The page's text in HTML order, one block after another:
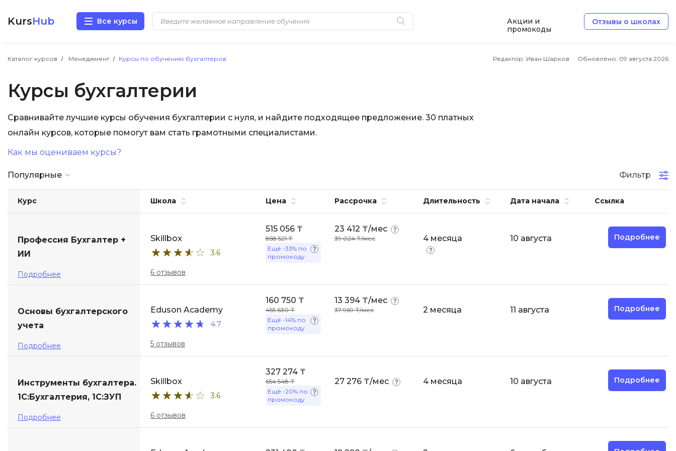
KursHub Все курсы
Акции и
промокоды
Отзывы о школах
Каталог курсов Менеджмент Курсы по обучению бухгалтеров Редактор: Иван Шарков Обновлено: 09 августа 2026
Курсы бухгалтерии
Сравнивайте лучшие курсы обучения бухгалтерии с нуля, и найдите подходящее предложение. 30 платных
онлайн курсов, которые помогут вам стать грамотными специалистами.
Как мы оцениваем курсы?
Популярные Фильтр
Курс Школа Цена Рассрочка Длительность Дата начала Ссылка
Профессия Бухгалтер +
ИИ
Подробнее
Skillbox
3.6
6 отзывов
515 056 ₸
858 521 ₸
Ещё -33% по
промокоду
23 412 ₸/мес
39 024 ₸/мес 4 месяца 10 августа Подробнее
Основы бухгалтерского
учета
Подробнее
Eduson Academy
4.7
5 отзывов
160 750 ₸
455 630 ₸
Ещё -14% по
промокоду
13 394 ₸/мес
37 969 ₸/мес 2 месяца 11 августа Подробнее
Инструменты бухгалтера.
1С:Бухгалтерия, 1С:ЗУП
Подробнее
Skillbox
3.6
6 отзывов
327 274 ₸
654 548 ₸
Ещё -20% по
промокоду
27 276 ₸/мес 4 месяца 10 августа Подробнее
Разработка
1С Администрирование
1С Битрикс
ASP.NET
Active Directory
Android-разработка
Apache Airflow
Arduino
N
O
Objective-C
Oracle SQL
Perl
Архитектор ПО
Веб-разработка
Верстка на HTML и CSS
Дизайнер верстальщик
Информационная
Компьютерные сети
Н
Нагрузочное тестирование
Маркетинг
Аналитика
Иностранные языки
ДПО